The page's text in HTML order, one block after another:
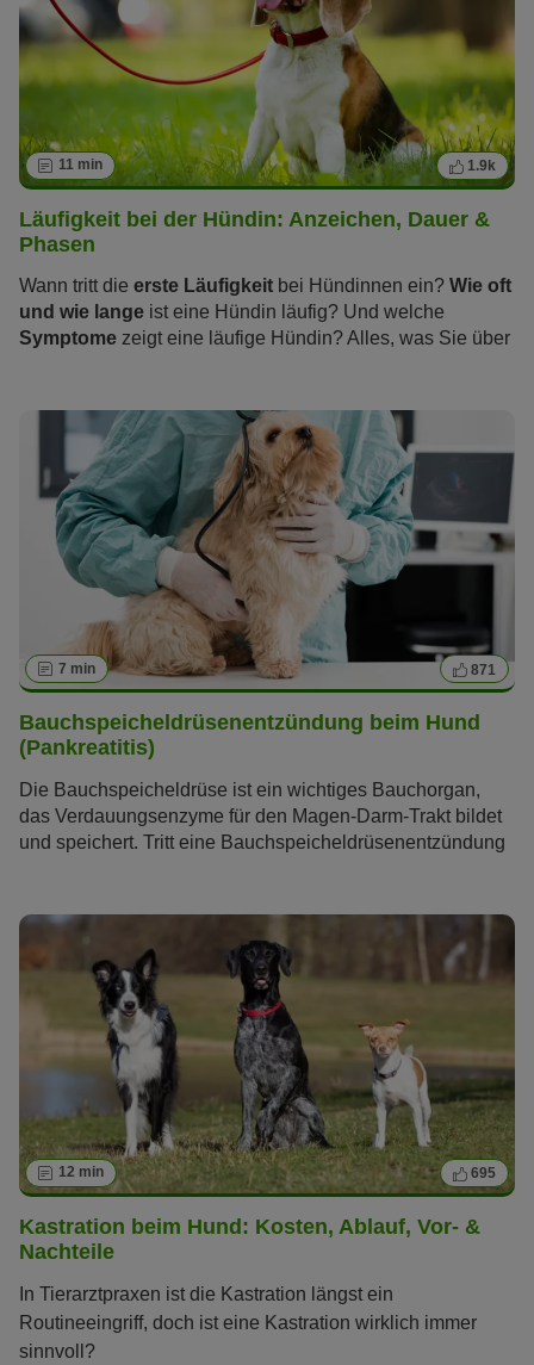
11 min 1.9k
Läufigkeit bei der Hündin: Anzeichen, Dauer &
Phasen
Wann tritt die erste Läufigkeit bei Hündinnen ein? Wie oft
und wie lange ist eine Hündin läufig? Und welche
Symptome zeigt eine läufige Hündin? Alles, was Sie über
erfahren Sie im folgenden Artikel.
7 min 871
Bauchspeicheldrüsenentzündung beim Hund
(Pankreatitis)
Die Bauchspeicheldrüse ist ein wichtiges Bauchorgan,
das Verdauungsenzyme für den Magen-Darm-Trakt bildet
und speichert. Tritt eine Bauchspeicheldrüsenentzündung
folgenden Artikel alles, was Sie über diese Krankheit
wissen müssen.
12 min 695
Kastration beim Hund: Kosten, Ablauf, Vor- &
Nachteile
In Tierarztpraxen ist die Kastration längst ein
Routineeingriff, doch ist eine Kastration wirklich immer
sinnvoll?